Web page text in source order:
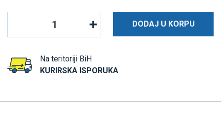
DODAJ U KORPU
Na teritoriji BiH
KURIRSKA ISPORUKA